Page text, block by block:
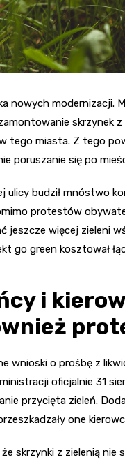
nowych modernizacji.
skrzynek
tego miasta. Z tego
poruszanie się po
ulicy budził mnóstwo
protestów
jeszcze więcej zieleni
green kosztował
i
wnioski o prośbę z
oficjalnie 31
przycięta zieleń.
one
skrzynki z zielenią nie